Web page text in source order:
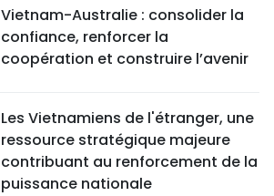
Vietnam-Australie : consolider la
confiance, renforcer la
coopération et construire l’avenir
Les Vietnamiens de l'étranger, une
ressource stratégique majeure
contribuant au renforcement de la
puissance nationale